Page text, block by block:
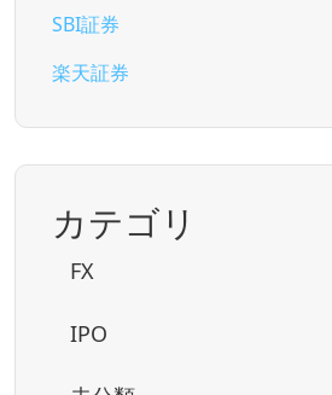
SBI証券
楽天証券
カテゴリ
FX
IPO